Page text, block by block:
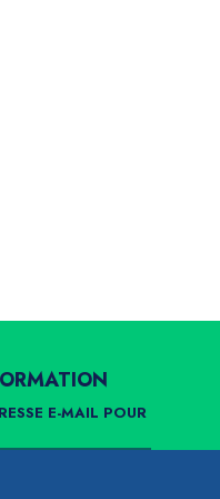
E-MAIL POUR